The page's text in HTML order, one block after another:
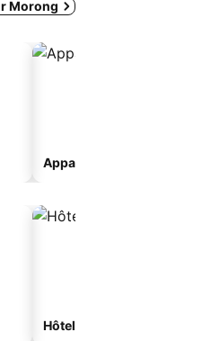
Morong
Appart’hôtel
Hôtels spa